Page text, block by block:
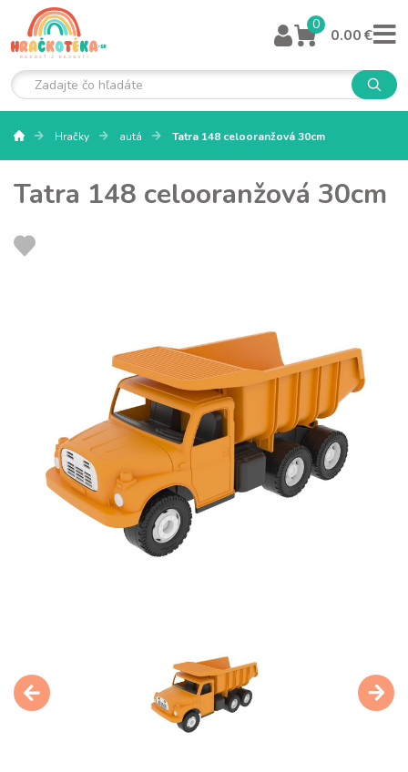
0
0.00 €
Hračky autá Tatra 148 celooranžová 30cm
Tatra 148 celooranžová 30cm